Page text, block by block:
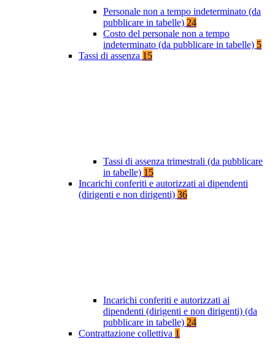
Personale non a tempo indeterminato (da
pubblicare in tabelle) 24
Costo del personale non a tempo
indeterminato (da pubblicare in tabelle) 5
Tassi di assenza 15
Tassi di assenza trimestrali (da pubblicare
in tabelle) 15
Incarichi conferiti e autorizzati ai dipendenti
(dirigenti e non dirigenti) 36
Incarichi conferiti e autorizzati ai
dipendenti (dirigenti e non dirigenti) (da
pubblicare in tabelle) 24
Contrattazione collettiva 1